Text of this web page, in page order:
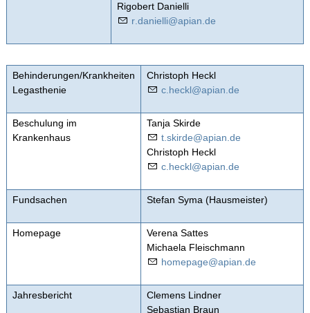
Rigobert Danielli
r d n ll p n d
Behinderungen/Krankheiten
Legasthenie
Christoph Heckl
c h ckl p n d
Beschulung im
Krankenhaus
Tanja Skirde
t skrd p n d
Christoph Heckl
c h ckl p n d
Fundsachen Stefan Syma (Hausmeister)
Homepage
Verena Sattes
Michaela Fleischmann
h m p g p n d
Jahresbericht
Clemens Lindner
Sebastian Braun